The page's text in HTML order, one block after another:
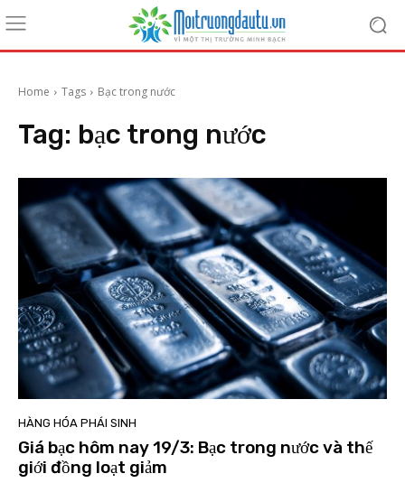
Home Tags Bạc trong nước
Tag: bạc trong nước
HÀNG HÓA PHÁI SINH
Giá bạc hôm nay 19/3: Bạc trong nước và thế
giới đồng loạt giảm